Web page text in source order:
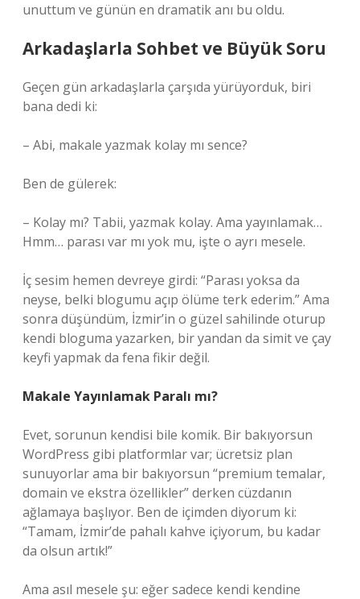
unuttum ve günün en dramatik anı bu oldu.
Arkadaşlarla Sohbet ve Büyük Soru
Geçen gün arkadaşlarla çarşıda yürüyorduk, biri
bana dedi ki:
– Abi, makale yazmak kolay mı sence?
Ben de gülerek:
– Kolay mı? Tabii, yazmak kolay. Ama yayınlamak…
Hmm… parası var mı yok mu, işte o ayrı mesele.
İç sesim hemen devreye girdi: “Parası yoksa da
neyse, belki blogumu açıp ölüme terk ederim.” Ama
sonra düşündüm, İzmir’in o güzel sahilinde oturup
kendi bloguma yazarken, bir yandan da simit ve çay
keyfi yapmak da fena fikir değil.
Makale Yayınlamak Paralı mı?
Evet, sorunun kendisi bile komik. Bir bakıyorsun
WordPress gibi platformlar var; ücretsiz plan
sunuyorlar ama bir bakıyorsun “premium temalar,
domain ve ekstra özellikler” derken cüzdanın
ağlamaya başlıyor. Ben de içimden diyorum ki:
“Tamam, İzmir’de pahalı kahve içiyorum, bu kadar
da olsun artık!”
Ama asıl mesele şu: eğer sadece kendi kendine